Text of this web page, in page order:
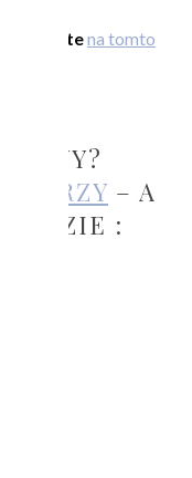
nájdetena tomto
KURZY – A
: